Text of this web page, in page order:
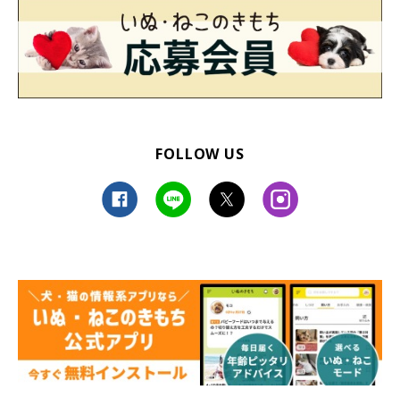
FOLLOW US